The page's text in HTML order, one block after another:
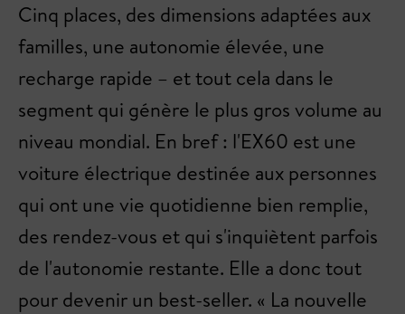
Cinq places, des dimensions adaptées aux
familles, une autonomie élevée, une
recharge rapide – et tout cela dans le
segment qui génère le plus gros volume au
niveau mondial. En bref : l'EX60 est une
voiture électrique destinée aux personnes
qui ont une vie quotidienne bien remplie,
des rendez-vous et qui s'inquiètent parfois
de l'autonomie restante. Elle a donc tout
pour devenir un best-seller. « La nouvelle